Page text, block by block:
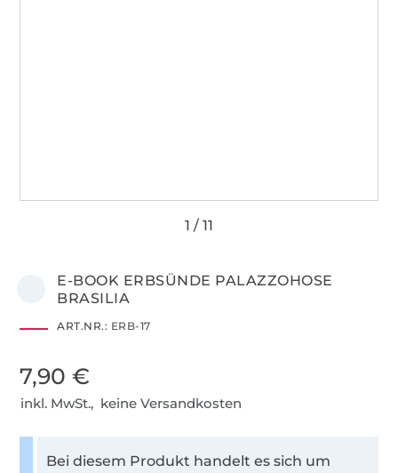
E-BOOK ERBSÜNDE PALAZZOHOSE
BRASILIA
ART.NR.: ERB-17
7,90 €
inkl. MwSt., keine Versandkosten
Bei diesem Produkt handelt es sich um